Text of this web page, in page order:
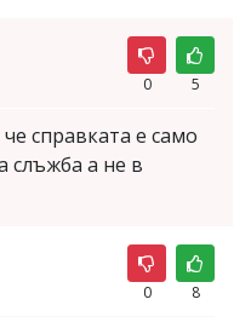
0 5
справката е само
слъжба а не в
0 8